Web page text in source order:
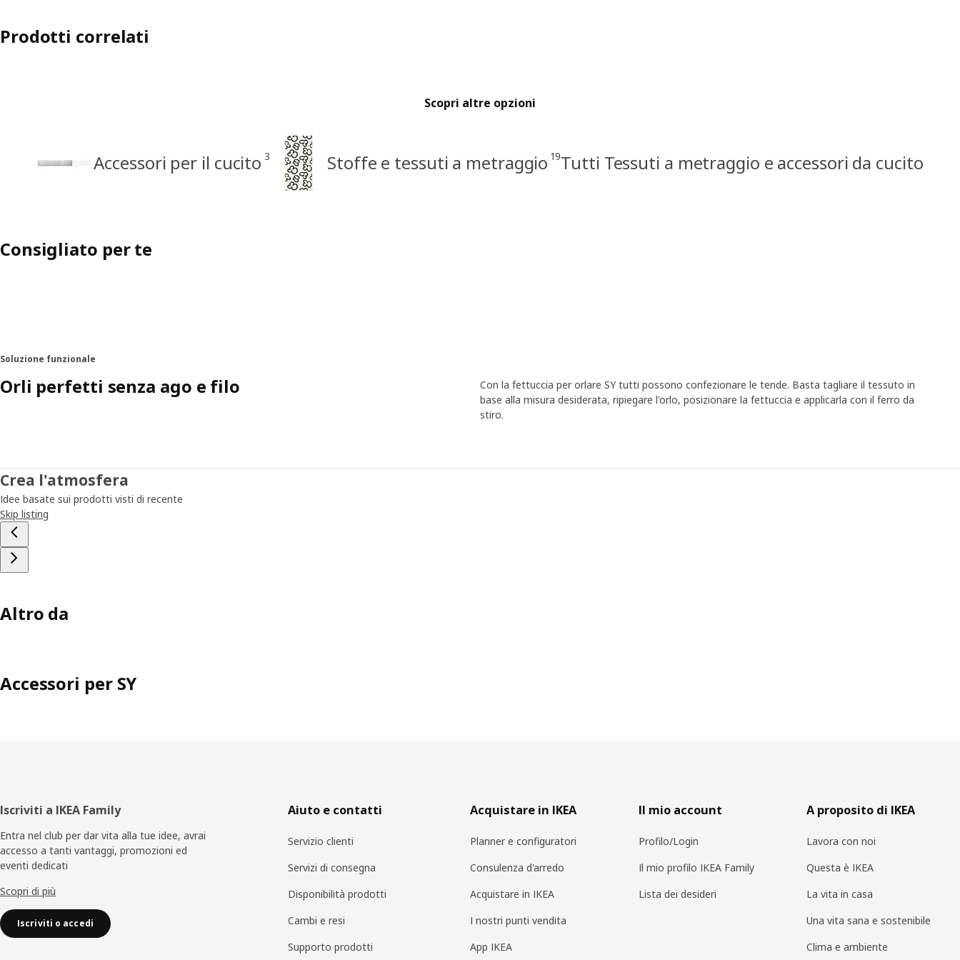
Prodotti correlati
Scopri altre opzioni
Accessori per il cucito 3 Stoffe e tessuti a metraggio 19Tutti Tessuti a metraggio e accessori da cucito
Consigliato per te
Soluzione funzionale
Orli perfetti senza ago e filo
Con la fettuccia per orlare SY tutti possono confezionare le tende. Basta tagliare il tessuto in
base alla misura desiderata, ripiegare l'orlo, posizionare la fettuccia e applicarla con il ferro da
stiro.
Crea l'atmosfera
Idee basate sui prodotti visti di recente
Skip listing
Altro da
Accessori per SY
Piè
di
pagina
Iscriviti a IKEA Family
Entra nel club per dar vita alla tue idee, avrai
accesso a tanti vantaggi, promozioni ed
eventi dedicati
Scopri di più
Iscriviti o accedi
Aiuto e contatti
Servizio clienti
Servizi di consegna
Disponibilità prodotti
Cambi e resi
Supporto prodotti
Acquistare in IKEA
Planner e configuratori
Consulenza d'arredo
Acquistare in IKEA
I nostri punti vendita
App IKEA
Il mio account
Profilo/Login
Il mio profilo IKEA Family
Lista dei desideri
A proposito di IKEA
Lavora con noi
Questa è IKEA
La vita in casa
Una vita sana e sostenibile
Clima e ambiente